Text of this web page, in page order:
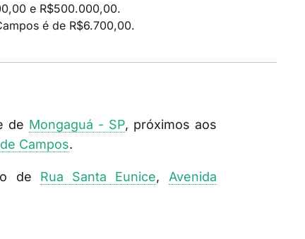
e R$500.000,00.
é de R$6.700,00.
de Mongaguá - SP, próximos aos
Campos.
de Rua Santa Eunice, Avenida